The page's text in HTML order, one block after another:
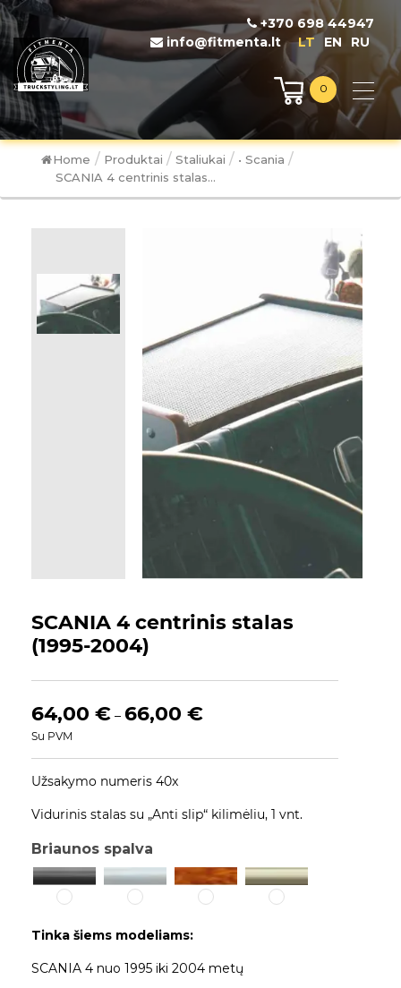
+370 698 44947
info@fitmenta.lt
LT EN RU
0
Home / Produktai / Staliukai / • Scania /
SCANIA 4 centrinis stalas...
SCANIA 4 centrinis stalas
(1995-2004)
64,00 € – 66,00 €
Su PVM
Užsakymo numeris 40x
Vidurinis stalas su „Anti slip“ kilimėliu, 1 vnt.
Briaunos spalva
Tinka šiems modeliams:
SCANIA 4 nuo 1995 iki 2004 metų